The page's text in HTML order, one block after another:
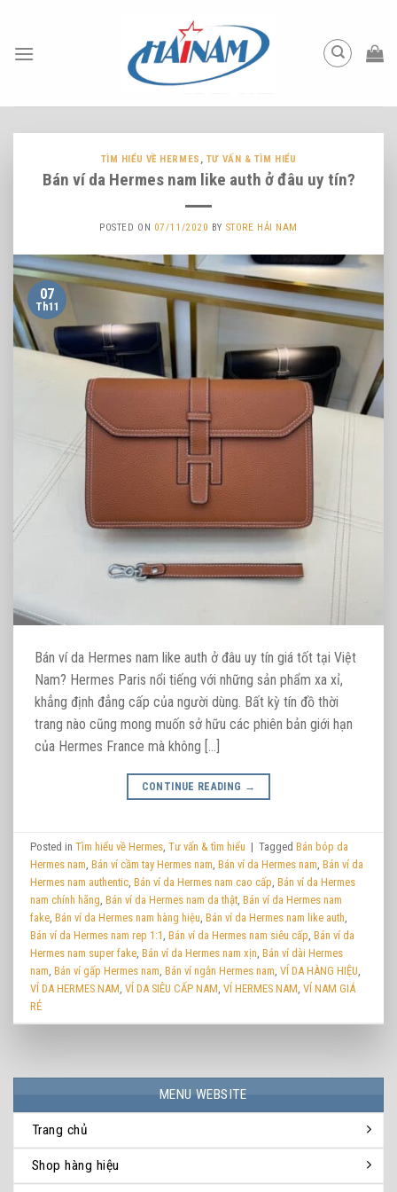
content
TÌM HIỂU VỀ HERMES , TƯ VẤN & TÌM HIỂU
Bán ví da Hermes nam like auth ở đâu uy tín?
POSTED ON 07/11/2020 BY STORE HẢI NAM
07
Th11
Bán ví da Hermes nam like auth ở đâu uy tín giá tốt tại Việt
Nam? Hermes Paris nổi tiếng với những sản phẩm xa xỉ,
khẳng định đẳng cấp của người dùng. Bất kỳ tín đồ thời
trang nào cũng mong muốn sở hữu các phiên bản giới hạn
của Hermes France mà không […]
CONTINUE READING →
Posted inTìm hiểu về Hermes ,Tư vấn & tìm hiểu | TaggedBán bóp da
Hermes nam ,Bán ví cầm tay Hermes nam ,Bán ví da Hermes nam ,Bán ví da
Hermes nam authentic ,Bán ví da Hermes nam cao cấp ,Bán ví da Hermes
nam chính hãng ,Bán ví da Hermes nam da thật ,Bán ví da Hermes nam
fake ,Bán ví da Hermes nam hàng hiệu ,Bán ví da Hermes nam like auth
Bán ví da Hermes nam rep 1:1 ,Bán ví da Hermes nam siêu cấp ,Bán ví da
Hermes nam super fake ,Bán ví da Hermes nam xịn ,Bán ví dài Hermes
nam ,Bán ví gấp Hermes nam ,Bán ví ngắn Hermes nam ,VÍ DA HÀNG HIỆU
VÍ DA HERMES NAM ,VÍ DA SIÊU CẤP NAM ,VÍ HERMES NAM ,VÍ NAM GIÁ
RẺ
MENU WEBSITE
Trang chủ
Shop hàng hiệu